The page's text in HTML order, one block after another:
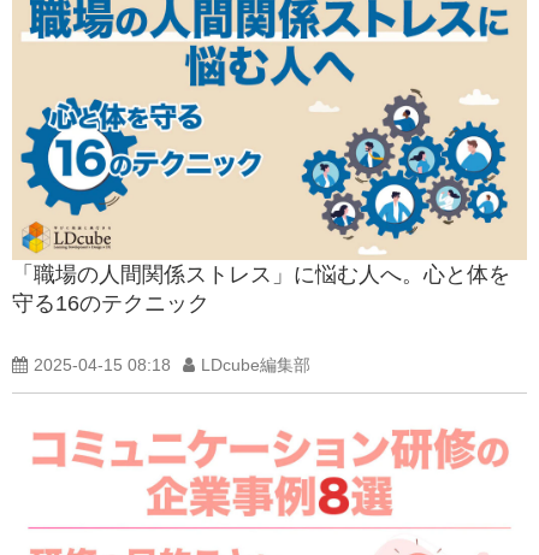
「職場の人間関係ストレス」に悩む人へ。心と体を
守る16のテクニック
2025-04-15 08:18 LDcube編集部